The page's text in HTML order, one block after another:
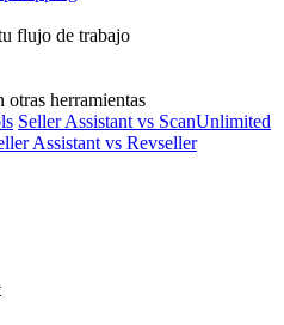
flujo de trabajo
herramientas
Seller Assistant vs ScanUnlimited
Assistant vs Revseller